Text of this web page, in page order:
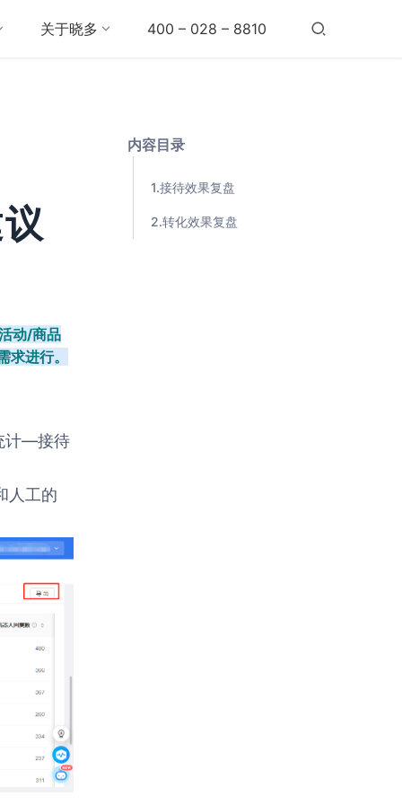
关于晓多 400 – 028 – 8810
动/商品
进行。
计—接待
人工的
内容目录
1.接待效果复盘
2.转化效果复盘